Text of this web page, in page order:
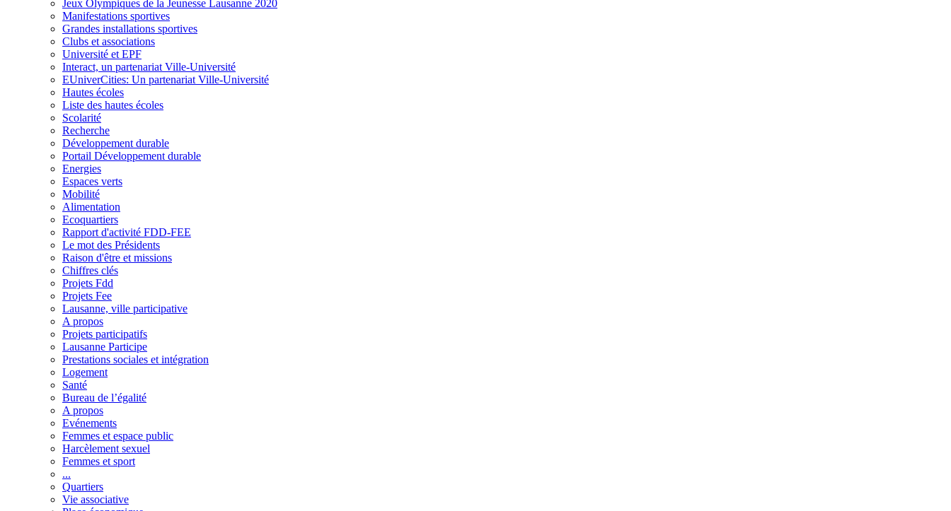
Jeux Olympiques de la Jeunesse Lausanne 2020
Manifestations sportives
Grandes installations sportives
Clubs et associations
Université et EPF
Interact, un partenariat Ville-Université
EUniverCities: Un partenariat Ville-Université
Hautes écoles
Liste des hautes écoles
Scolarité
Recherche
Développement durable
Portail Développement durable
Energies
Espaces verts
Mobilité
Alimentation
Ecoquartiers
Rapport d'activité FDD-FEE
Le mot des Présidents
Raison d'être et missions
Chiffres clés
Projets Fdd
Projets Fee
Lausanne, ville participative
A propos
Projets participatifs
Lausanne Participe
Prestations sociales et intégration
Logement
Santé
Bureau de l’égalité
A propos
Evénements
Femmes et espace public
Harcèlement sexuel
Femmes et sport
...
Quartiers
Vie associative